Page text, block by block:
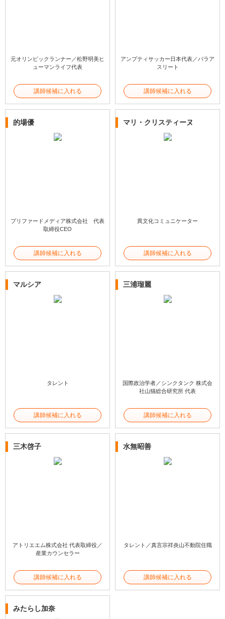
元オリンピックランナー／松野明美ヒ
ューマンライフ代表
講師候補に入れる
アンプティサッカー日本代表／パラア
スリート
講師候補に入れる
的場優
プリファードメディア株式会社 代表
取締役CEO
講師候補に入れる
マリ・クリスティーヌ
異文化コミュニケーター
講師候補に入れる
マルシア
タレント
講師候補に入れる
三浦瑠麗
国際政治学者／シンクタンク 株式会
社山猫総合研究所 代表
講師候補に入れる
三木啓子
アトリエエム株式会社 代表取締役／
産業カウンセラー
講師候補に入れる
水無昭善
タレント／真言宗祥炎山不動院住職
講師候補に入れる
みたらし加奈